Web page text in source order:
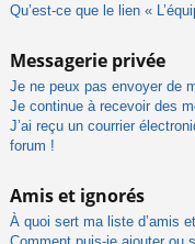
Qu’est-ce que le lien «
Messagerie privée
Je ne peux pas envoyer de
Je continue à recevoir des
J’ai reçu un courrier
forum !
Amis et ignorés
À quoi sert ma liste d’amis